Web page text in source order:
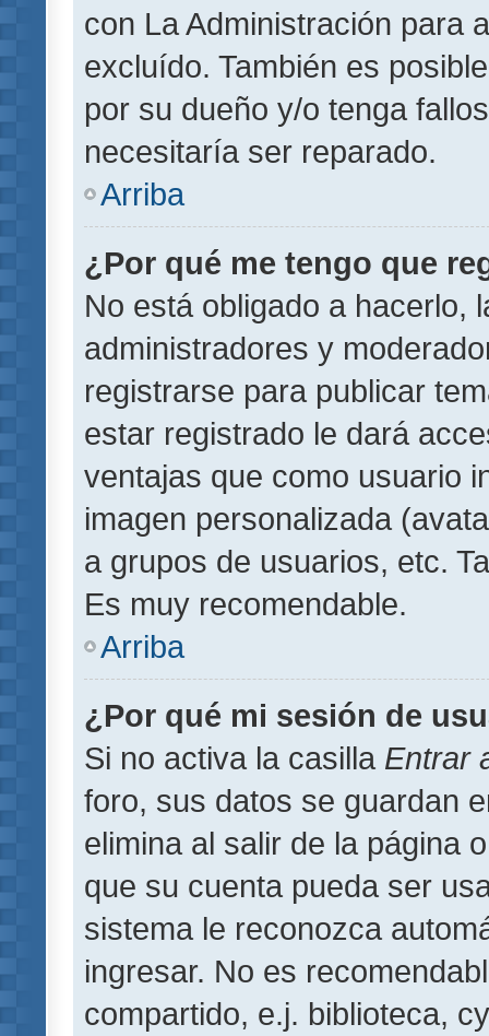
con La Administración para
excluído. También es
por su dueño y/o tenga
necesitaría ser reparado.
Arriba
¿Por qué me tengo que
No está obligado a hacerlo,
administradores y
registrarse para publicar
estar registrado le dará
ventajas que como usuario
imagen personalizada
a grupos de usuarios, etc.
Es muy recomendable.
Arriba
¿Por qué mi sesión de
Si no activa la casilla Entrar
foro, sus datos se guardan
elimina al salir de la página
que su cuenta pueda ser
sistema le reconozca
ingresar. No es
compartido, e.j. biblioteca,